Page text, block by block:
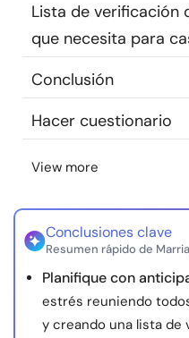
Comunidad
Encuentra un terapeuta
Idioma
nosotros
© Copyright 2026.
Lista de verificación
que necesita para
Conclusión
Hacer cuestionario
View more
Conclusiones clave
Resumen rápido de
Planifique con
estrés reuniendo
y creando una lista de